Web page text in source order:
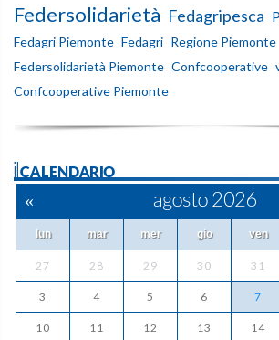
Federsolidarietà Fedagripesca
Fedagri Piemonte Fedagri Regione Piemonte
Federsolidarietà Piemonte Confcooperative
Confcooperative Piemonte
ilCALENDARIO
« agosto 2026
lun mar mer gio ven
27 28 29 30 31
3 4 5 6 7
10 11 12 13 14